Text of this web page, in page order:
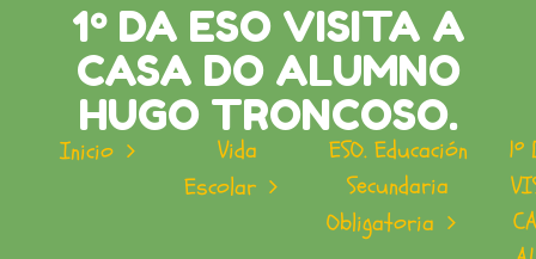
1º DA ESO VISITA A
CASA DO ALUMNO
HUGO TRONCOSO.
Inicio
Vida
Escolar
ESO. Educación
Secundaria
Obligatoria
1º